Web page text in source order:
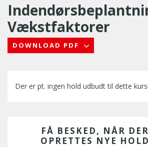
Vækstfaktorer
DOWNLOAD PDF
Der er pt. ingen hold udbudt til dette
FÅ BESKED, NÅR DER
OPRETTES NYE HOLD